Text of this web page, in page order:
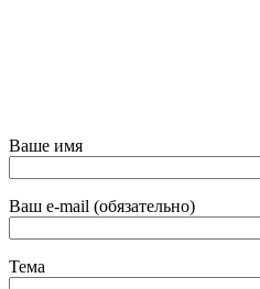
Ваше имя
Ваш e-mail (обязательно)
Тема